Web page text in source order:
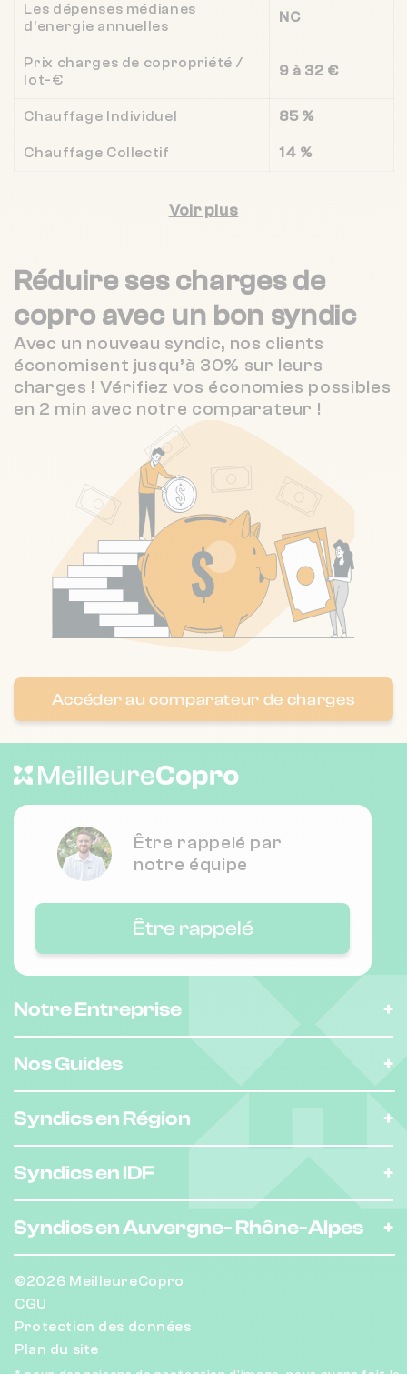
Les dépenses médianes
d'energie annuelles
NC
Prix charges de copropriété /
lot-€
9 à 32 €
Chauffage Individuel 85 %
Chauffage Collectif 14 %
Voir plus
Réduire ses charges de
copro avec un bon syndic
Avec un nouveau syndic, nos clients
économisent jusqu’à 30% sur leurs
charges ! Vérifiez vos économies possibles
en 2 min avec notre comparateur !
Accéder au comparateur de charges
Être rappelé par
notre équipe
Être rappelé
Notre Entreprise
Nos Guides
Syndics en Région
Syndics en IDF
Syndics en Auvergne-Rhône-Alpes
©2026 MeilleureCopro
CGU
Protection des données
Plan du site